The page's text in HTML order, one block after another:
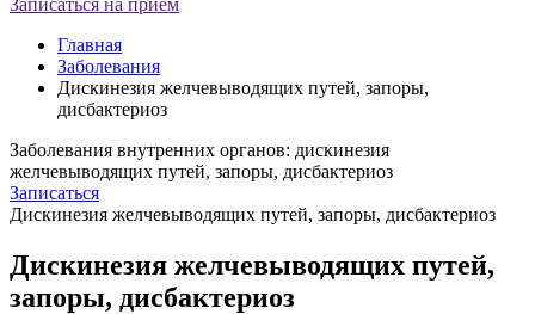
Записаться на прием
Главная
Заболевания
Дискинезия желчевыводящих путей, запоры,
дисбактериоз
Заболевания внутренних органов: дискинезия
желчевыводящих путей, запоры, дисбактериоз
Записаться
Дискинезия желчевыводящих путей, запоры, дисбактериоз
Дискинезия желчевыводящих путей,
запоры, дисбактериоз